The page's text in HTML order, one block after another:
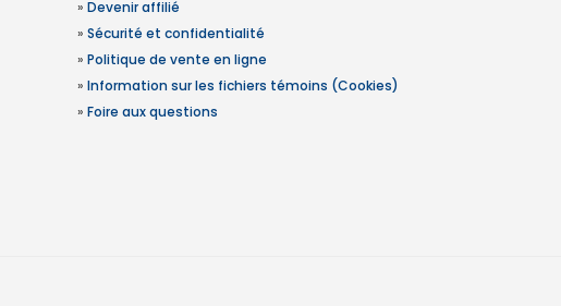
» Devenir affilié
» Sécurité et confidentialité
» Politique de vente en ligne
» Information sur les fichiers témoins (Cookies)
» Foire aux questions